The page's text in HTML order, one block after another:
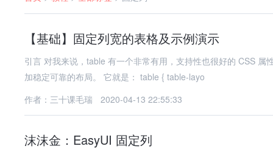
【基础】固定列宽的表格及示例演示
引言 对我来说，table 有一个非常有用，支持性也很好的 CSS
加稳定可靠的布局。 它就是： table { table-layo
作者：三十课毛瑞
2020-04-13 22:55:33
沫沫金：EasyUI 固定列